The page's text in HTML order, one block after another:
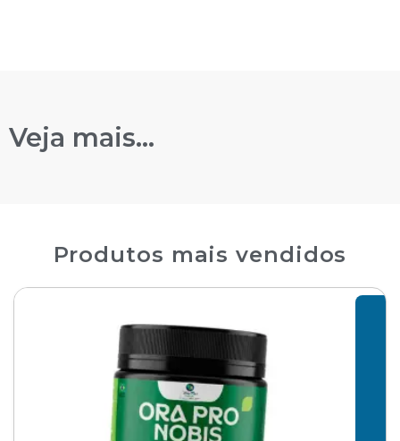
Veja mais...
Produtos mais vendidos